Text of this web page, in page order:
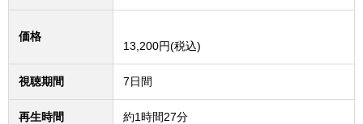
価格
13,200円(税込)
視聴期間 7日間
再生時間 約1時間27分